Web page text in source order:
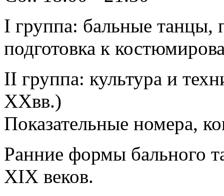
I группа: бальные
подготовка к
II группа: культура и
XXвв.)
Показательные номера,
Ранние формы бального
XIX веков.